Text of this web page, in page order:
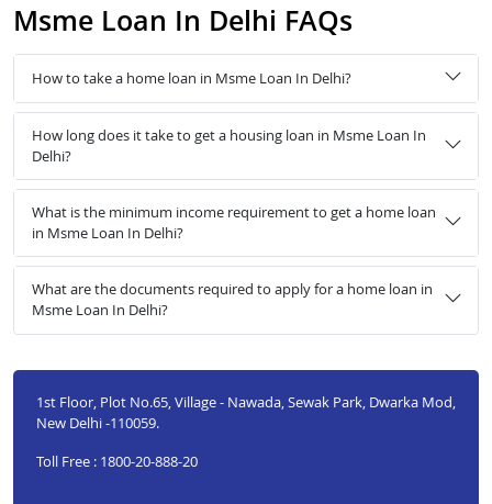
Msme Loan In Delhi FAQs
How to take a home loan in Msme Loan In Delhi?
How long does it take to get a housing loan in Msme Loan In
Delhi?
What is the minimum income requirement to get a home loan
in Msme Loan In Delhi?
What are the documents required to apply for a home loan in
Msme Loan In Delhi?
1st Floor, Plot No.65, Village - Nawada, Sewak Park, Dwarka Mod,
New Delhi -110059.
Toll Free : 1800-20-888-20